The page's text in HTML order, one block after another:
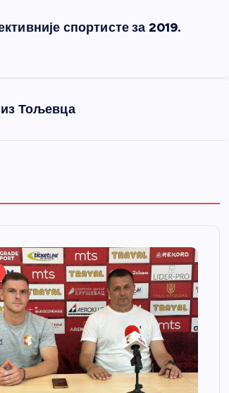
спортисте за 2019.
Тољевца